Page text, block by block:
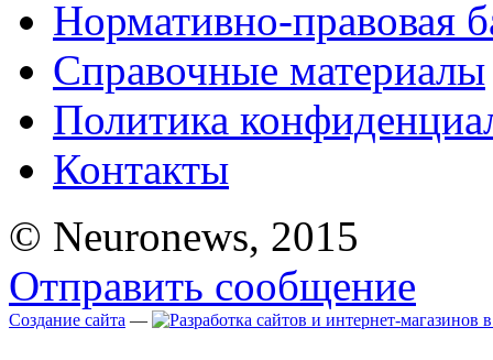
Нормативно-правовая
Справочные материалы
Политика
Контакты
© Neuronews, 2015
Отправить сообщение
Создание сайта —